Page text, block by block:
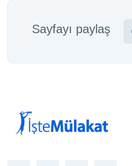
Sayfayı paylaş